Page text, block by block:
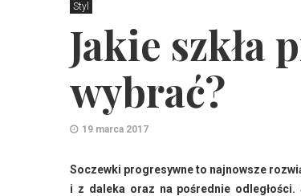
Styl
Jakie szkła
wybrać?
19 marca 2017
Soczewki progresywne to najnowsze
i z daleka oraz na pośrednie